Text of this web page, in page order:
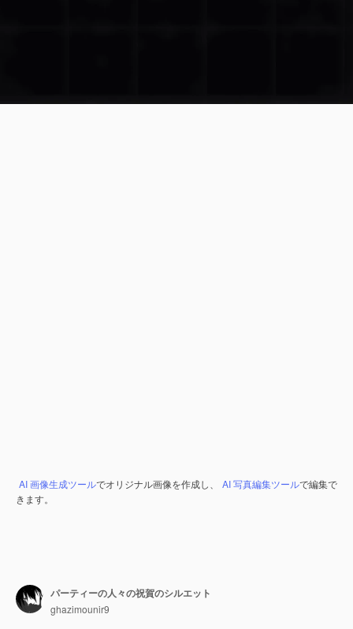
AI 画像生成ツールでオリジナル画像を作成し、 AI 写真編集ツールで編集で
きます。
パーティーの人々の祝賀のシルエット
ghazimounir9